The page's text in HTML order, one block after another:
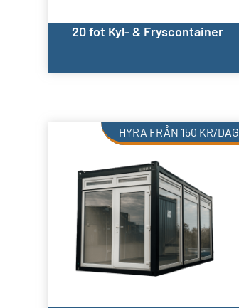
20 fot Kyl- & Fryscontainer
HYRA FRÅN 150 KR/DAG